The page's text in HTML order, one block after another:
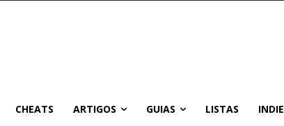
CHEATS ARTIGOS GUIAS LISTAS